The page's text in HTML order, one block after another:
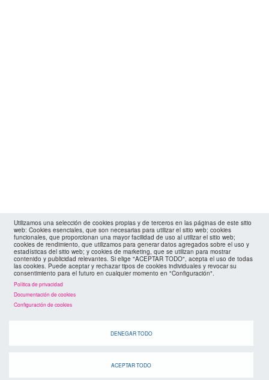
agenda
Utilizamos una selección de cookies propias y de terceros en las páginas de este sitio
web: Cookies esenciales, que son necesarias para utilizar el sitio web; cookies
funcionales, que proporcionan una mayor facilidad de uso al utilizar el sitio web;
cookies de rendimiento, que utilizamos para generar datos agregados sobre el uso y
estadísticas del sitio web; y cookies de marketing, que se utilizan para mostrar
contenido y publicidad relevantes. Si elige "ACEPTAR TODO", acepta el uso de todas
las cookies. Puede aceptar y rechazar tipos de cookies individuales y revocar su
consentimiento para el futuro en cualquier momento en "Configuración".
Política de privacidad
Documentación de cookies
Configuración de cookies
DENEGAR TODO
ACEPTAR TODO